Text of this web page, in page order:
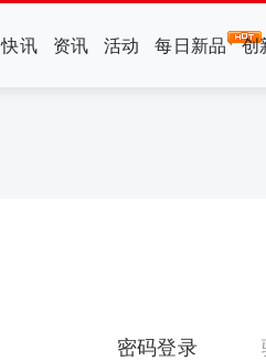
快讯 资讯 活动 每日新品 创
密码登录